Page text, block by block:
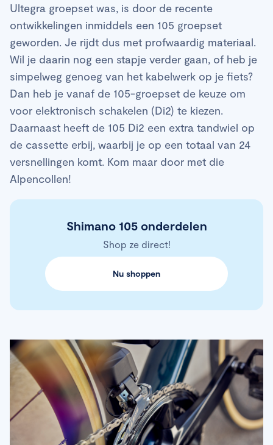
Ultegra groepset was, is door de recente
ontwikkelingen inmiddels een 105 groepset
geworden. Je rijdt dus met profwaardig materiaal.
Wil je daarin nog een stapje verder gaan, of heb je
simpelweg genoeg van het kabelwerk op je fiets?
Dan heb je vanaf de 105-groepset de keuze om
voor elektronisch schakelen (Di2) te kiezen.
Daarnaast heeft de 105 Di2 een extra tandwiel op
de cassette erbij, waarbij je op een totaal van 24
versnellingen komt. Kom maar door met die
Alpencollen!
Shimano 105 onderdelen
Shop ze direct!
Nu shoppen